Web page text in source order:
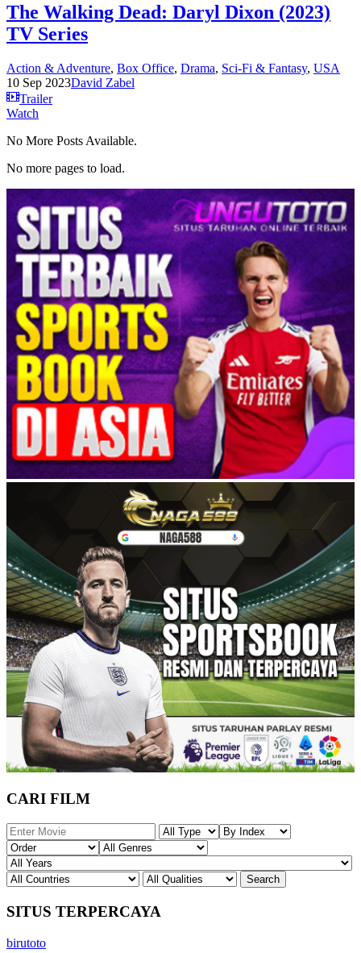
The Walking Dead: Daryl Dixon (2023)
TV Series
Action & Adventure, Box Office, Drama, Sci-Fi & Fantasy, USA
10 Sep 2023David Zabel
Trailer
Watch
No More Posts Available.
No more pages to load.
CARI FILM
SITUS TERPERCAYA
birutoto